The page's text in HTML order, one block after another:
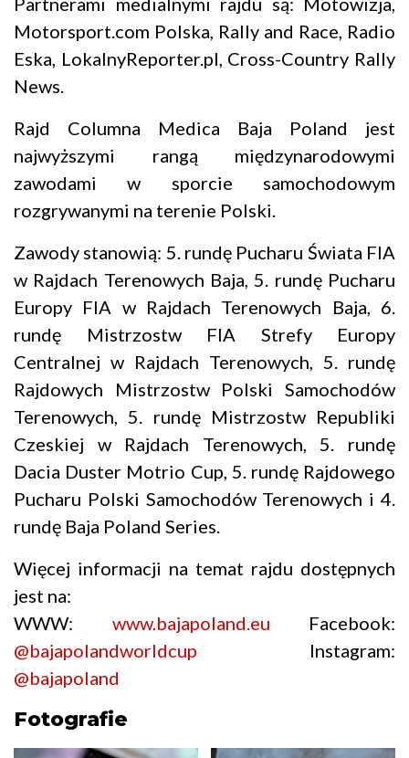
Motorsport.com Polska, Rally and Race, Radio
Eska, LokalnyReporter.pl, Cross-Country Rally
News.
Rajd Columna Medica Baja Poland jest
najwyższymi rangą międzynarodowymi
zawodami w sporcie samochodowym
rozgrywanymi na terenie Polski.
Zawody stanowią: 5. rundę Pucharu Świata FIA
w Rajdach Terenowych Baja, 5. rundę Pucharu
Europy FIA w Rajdach Terenowych Baja, 6.
rundę Mistrzostw FIA Strefy Europy
Centralnej w Rajdach Terenowych, 5. rundę
Rajdowych Mistrzostw Polski Samochodów
Terenowych, 5. rundę Mistrzostw Republiki
Czeskiej w Rajdach Terenowych, 5. rundę
Dacia Duster Motrio Cup, 5. rundę Rajdowego
Pucharu Polski Samochodów Terenowych i 4.
rundę Baja Poland Series.
Więcej informacji na temat rajdu dostępnych
jest na:
WWW: www.bajapoland.eu Facebook:
@bajapolandworldcup Instagram:
@bajapoland
Fotografie